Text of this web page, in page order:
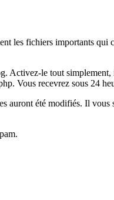
les fichiers importants
Activez-le tout
Vous recevrez sous 24
auront été modifiés. Il